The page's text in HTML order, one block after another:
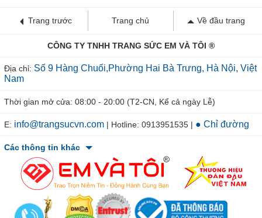
Trang trước Trang chủ Về đầu trang
CÔNG TY TNHH TRANG SỨC EM VÀ TÔI ®
Địa chỉ: Số 9 Hàng Chuối,Phường Hai Bà Trưng, Hà Nội, Việt
Nam
Thời gian mở cửa: 08:00 - 20:00 (T2-CN, Kể cả ngày Lễ)
E: info@trangsucvn.com | Hotline: 0913951535 | ● Chỉ đường
Các thông tin khác